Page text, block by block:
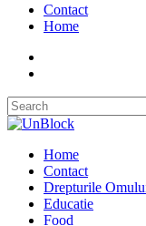
Contact
Home
Home
Contact
Drepturile
Educatie
Food